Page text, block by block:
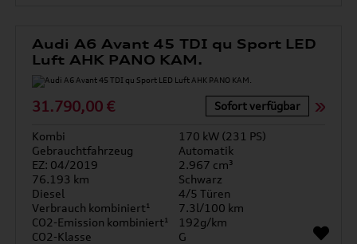
Audi A6 Avant 45 TDI qu Sport LED
Luft AHK PANO KAM.
31.790,00 € Sofort verfügbar
Kombi
170 kW (231 PS)
Gebrauchtfahrzeug
Automatik
EZ: 04/2019
2.967 cm³
76.193 km
Schwarz
Diesel
4/5 Türen
Verbrauch kombiniert¹
7.3l/100 km
CO2-Emission kombiniert¹
192g/km
CO2-Klasse
G